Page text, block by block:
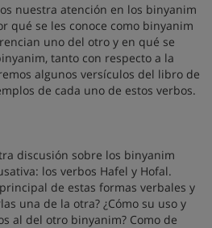
nuestra atención en los binyanim
qué se les conoce como binyanim
uno del otro y en qué se
tanto con respecto a la
algunos versículos del libro de
de cada uno de estos verbos.
discusión sobre los binyanim
los verbos Hafel y Hofal.
de estas formas verbales y
una de la otra? ¿Cómo su uso y
al del otro binyanim? Como de